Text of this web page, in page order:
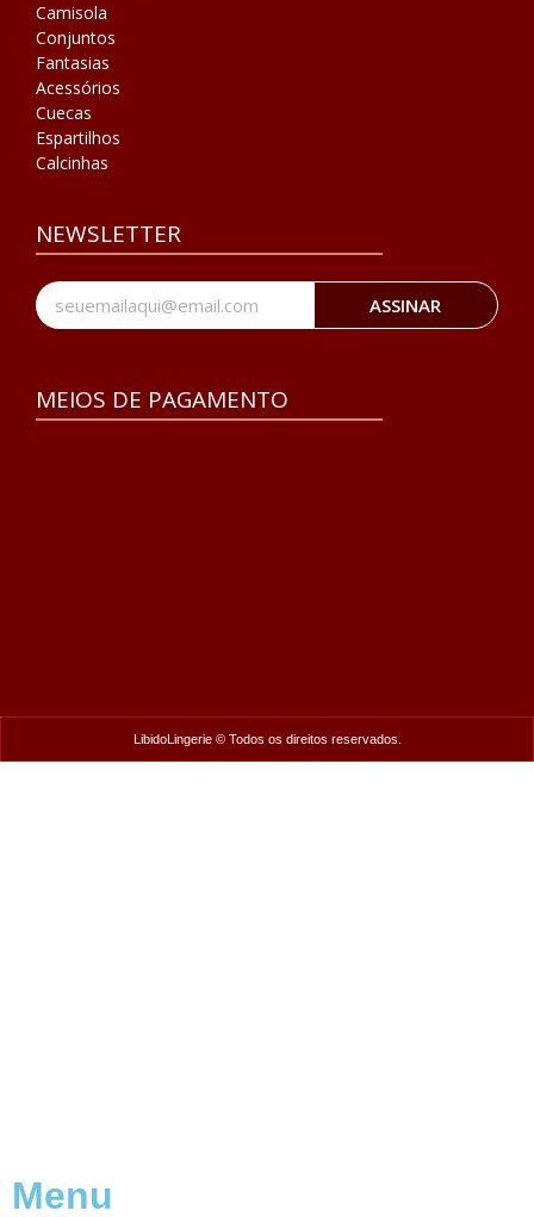
Camisola
Conjuntos
Fantasias
Acessórios
Cuecas
Espartilhos
Calcinhas
NEWSLETTER
ASSINAR
MEIOS DE PAGAMENTO
LibidoLingerie © Todos os direitos reservados.
Menu